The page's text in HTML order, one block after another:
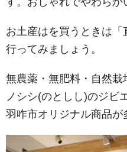
お土産はを買うときは
行ってみましょう。
無農薬・無肥料・自然栽
ノシシ(のとしし)のジビ
羽咋市オリジナル商品が